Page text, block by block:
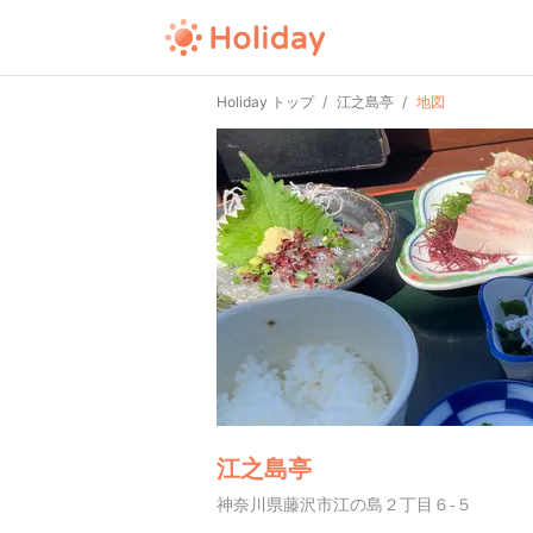
Holiday トップ 江之島亭 地図
江之島亭
神奈川県藤沢市江の島２丁目６-５